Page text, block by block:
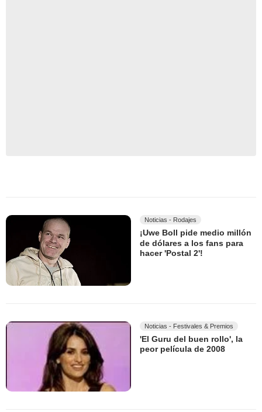
Noticias - Rodajes
¡Uwe Boll pide medio millón
de dólares a los fans para
hacer 'Postal 2'!
Noticias - Festivales & Premios
'El Guru del buen rollo', la
peor película de 2008